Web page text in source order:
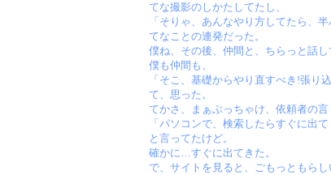
てな撮影のしかたしてたし、
「そりゃ、あんなやり方してたら、
てなことの連発だった。
僕ね、その後、仲間と、ちらっと話し
僕も仲間も、
「そこ、基礎からやり直すべき!張り
て、思った。
てかさ、まぁぶっちゃけ、依頼者の言
「パソコンで、検索したらすぐに出て
と言ってたけど。
確かに…すぐに出てきた。
で、サイトを見ると、ごもっともら